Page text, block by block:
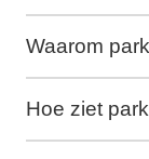
Waarom
Hoe ziet